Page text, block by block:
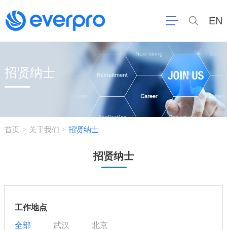
EN
招贤纳士
首页 > 关于我们 > 招贤纳士
招贤纳士
工作地点
全部 武汉 北京